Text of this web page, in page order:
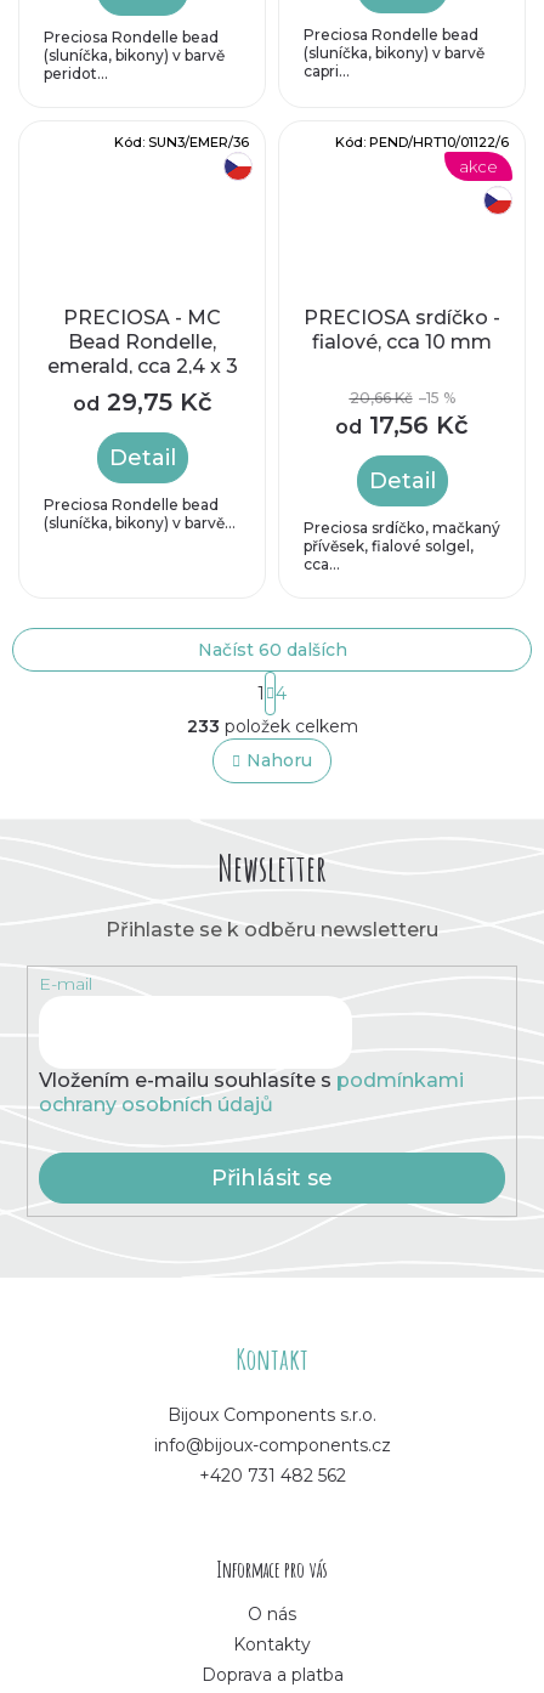
Preciosa Rondelle bead
(sluníčka, bikony) v barvě
peridot...
Preciosa Rondelle bead
(sluníčka, bikony) v barvě
capri...
PRECIOSA - MC
Bead Rondelle,
emerald, cca 2,4 x 3
mm
od 29,75 Kč
Detail
Preciosa Rondelle bead
(sluníčka, bikony) v barvě...
Kód: SUN3/EMER/36
akce
PRECIOSA srdíčko -
fialové, cca 10 mm
20,66 Kč –15 %
od 17,56 Kč
Detail
Preciosa srdíčko, mačkaný
přívěsek, fialové solgel,
cca...
Kód: PEND/HRT10/01122/6
O
v
l
á
c
í
r
v
k
i
s
Načíst 60 dalších
S
t
r
á
n
k
n
í
1
4
233 položek celkem
Nahoru
Newsletter
Přihlaste se k odběru newsletteru
E-mail
Vložením e-mailu souhlasíte s podmínkami
ochrany osobních údajů
Přihlásit se
Kontakt
Bijoux Components s.r.o.
info@bijoux-components.cz
+420 731 482 562
Informace pro vás
O nás
Kontakty
Doprava a platba